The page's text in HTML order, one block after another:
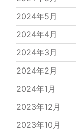
2024年5月
2024年4月
2024年3月
2024年2月
2024年1月
2023年12月
2023年10月